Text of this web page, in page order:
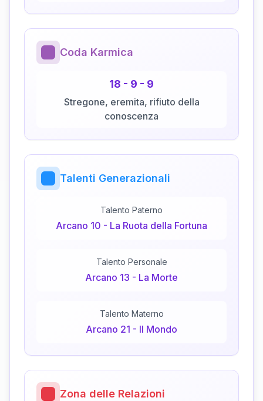
Coda Karmica
18 - 9 - 9
Stregone, eremita, rifiuto della
conoscenza
Talenti Generazionali
Talento Paterno
Arcano 10 - La Ruota della Fortuna
Talento Personale
Arcano 13 - La Morte
Talento Materno
Arcano 21 - Il Mondo
Zona delle Relazioni